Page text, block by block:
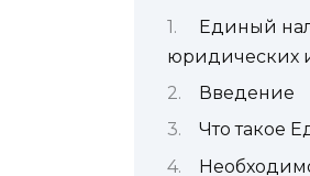
Единый
юридических
Введение
Что такое